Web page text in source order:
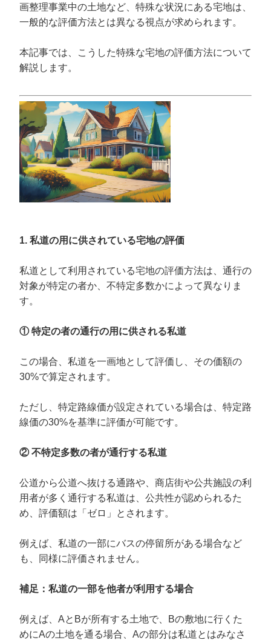
画整理事業中の土地など、特殊な状況にある宅地は、
一般的な評価方法とは異なる視点が求められます。
本記事では、こうした特殊な宅地の評価方法について
解説します。
1. 私道の用に供されている宅地の評価
私道として利用されている宅地の評価方法は、通行の
対象が特定の者か、不特定多数かによって異なりま
す。
① 特定の者の通行の用に供される私道
この場合、私道を一画地として評価し、その価額の
30%で算定されます。
ただし、特定路線価が設定されている場合は、特定路
線価の30%を基準に評価が可能です。
② 不特定多数の者が通行する私道
公道から公道へ抜ける通路や、商店街や公共施設の利
用者が多く通行する私道は、公共性が認められるた
め、評価額は「ゼロ」とされます。
例えば、私道の一部にバスの停留所がある場合など
も、同様に評価されません。
補足：私道の一部を他者が利用する場合
例えば、AとBが所有する土地で、Bの敷地に行くた
めにAの土地を通る場合、Aの部分は私道とはみなさ